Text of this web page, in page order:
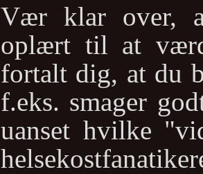
Vær klar over,
oplært til at
fortalt dig, at du
f.eks. smager
uanset hvilke